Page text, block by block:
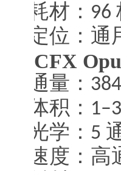
耗材： 96
定位：
CFX
通量：
体积：
光学： 5
速度：高